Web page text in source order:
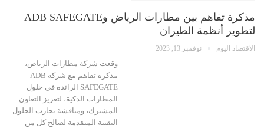
مذكرة تفاهم بين مطارات الرياض وADB SAFEGATE
لتطوير أنظمة الطيران
الاقتصاد اليوم نوفمبر 13, 2023
وقعت شركة مطارات الرياض،
مذكرة تفاهم مع شركة ADB
SAFEGATE الرائدة في حلول
المطارات الذكية، لتعزيز التعاون
المشترك، ومناقشة تجارب الحلول
التقنية المتقدمة لصالح كل من